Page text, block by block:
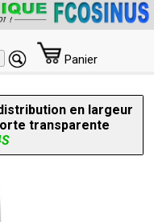
Panier
en largeur
transparente